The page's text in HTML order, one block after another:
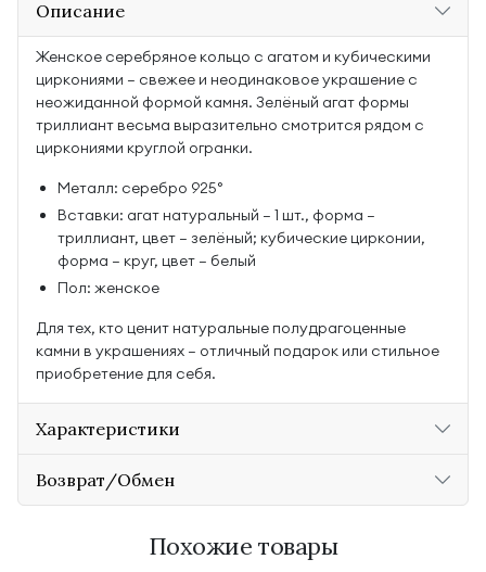
Описание
Женское серебряное кольцо с агатом и кубическими
циркониями — свежее и неодинаковое украшение с
неожиданной формой камня. Зелёный агат формы
триллиант весьма выразительно смотрится рядом с
циркониями круглой огранки.
Металл: серебро 925°
Вставки: агат натуральный — 1 шт., форма —
триллиант, цвет — зелёный; кубические цирконии,
форма — круг, цвет — белый
Пол: женское
Для тех, кто ценит натуральные полудрагоценные
камни в украшениях — отличный подарок или стильное
приобретение для себя.
Характеристики
Возврат/Обмен
Похожие товары